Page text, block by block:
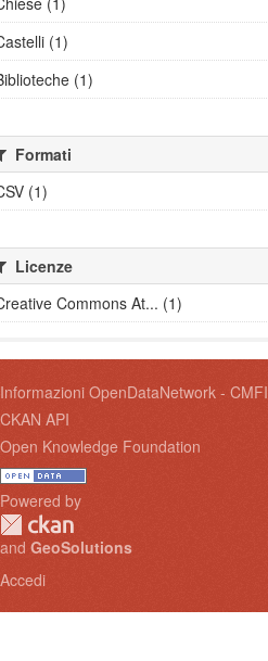
(1)
(1)
Formati
(1)
Licenze
Commons At... (1)
Informazioni OpenDataNetwork - CMFI
CKAN API
Open Knowledge Foundation
Powered by
and GeoSolutions
Accedi